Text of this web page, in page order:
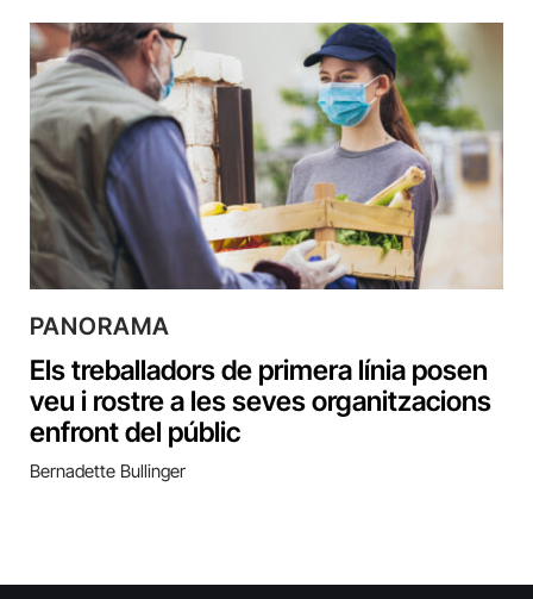
PANORAMA
Els treballadors de primera línia posen
veu i rostre a les seves organitzacions
enfront del públic
Bernadette Bullinger